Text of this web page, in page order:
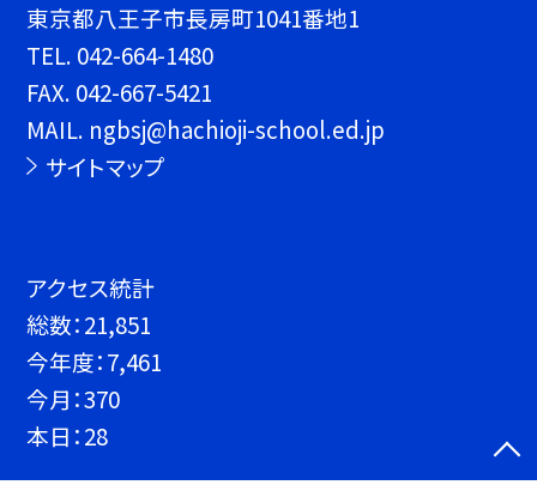
東京都八王子市長房町1041番地1
TEL. 042-664-1480
FAX. 042-667-5421
MAIL. ngbsj@hachioji-school.ed.jp
サイトマップ
アクセス統計
総数：21,851
今年度：7,461
今月：370
本日：28